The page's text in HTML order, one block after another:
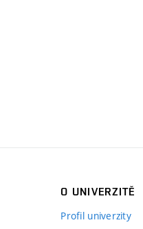
O UNIVERZITĚ
Profil univerzity